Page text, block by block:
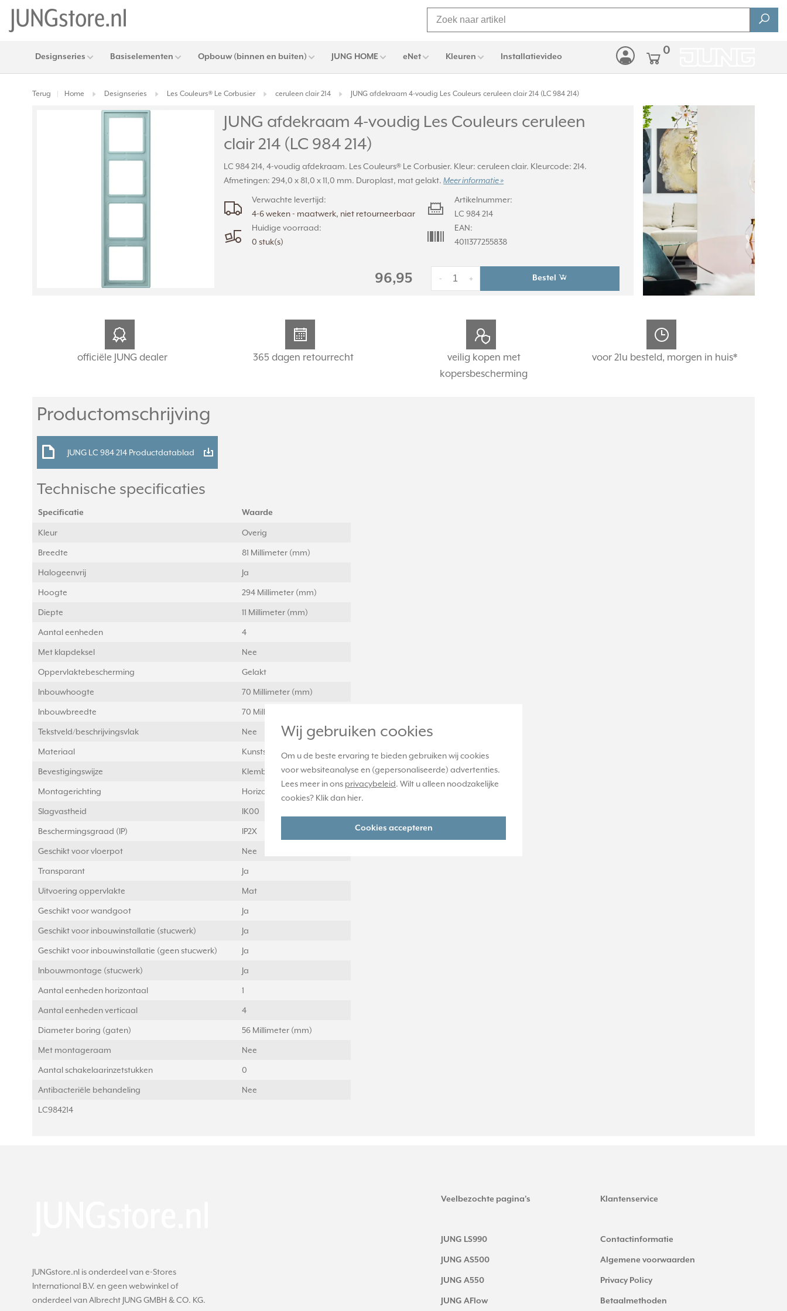
Wij gebruiken cookies
Om u de beste ervaring te bieden gebruiken wij cookies
voor websiteanalyse en (gepersonaliseerde) advertenties.
Lees meer in ons privacybeleid. Wilt u alleen noodzakelijke
cookies? Klik dan hier.
Cookies accepteren
Designseries Basiselementen Opbouw (binnen en buiten) JUNG HOME eNet Kleuren Installatievideo 0
Terug Home Designseries Les Couleurs® Le Corbusier ceruleen clair 214 JUNG afdekraam 4-voudig Les Couleurs ceruleen clair 214 (LC 984 214)
JUNG afdekraam 4-voudig Les Couleurs ceruleen
clair 214 (LC 984 214)
LC 984 214, 4-voudig afdekraam. Les Couleurs® Le Corbusier. Kleur: ceruleen clair. Kleurcode: 214.
Afmetingen: 294,0 x 81,0 x 11,0 mm. Duroplast, mat gelakt.Meer informatie »
Verwachte levertijd:
4-6 weken - maatwerk, niet retourneerbaar
Huidige voorraad:
0 stuk(s)
Artikelnummer:
LC 984 214
EAN:
4011377255838
96,95 +
- Bestel
officiële JUNG dealer 365 dagen retourrecht
veilig kopen met
kopersbescherming
voor 21u besteld, morgen in huis*
Productomschrijving
JUNG LC 984 214 Productdatablad
Technische specificaties
Specificatie Waarde
Kleur Overig
Breedte 81 Millimeter (mm)
Halogeenvrij Ja
Hoogte 294 Millimeter (mm)
Diepte 11 Millimeter (mm)
Aantal eenheden 4
Met klapdeksel Nee
Oppervlaktebescherming Gelakt
Inbouwhoogte 70 Millimeter (mm)
Inbouwbreedte 70 Millimeter (mm)
Tekstveld/beschrijvingsvlak Nee
Materiaal Kunststof
Bevestigingswijze Klembevestiging
Montagerichting Horizontaal en verticaal
Slagvastheid IK00
Beschermingsgraad (IP) IP2X
Geschikt voor vloerpot Nee
Transparant Ja
Uitvoering oppervlakte Mat
Geschikt voor wandgoot Ja
Geschikt voor inbouwinstallatie (stucwerk) Ja
Geschikt voor inbouwinstallatie (geen stucwerk) Ja
Inbouwmontage (stucwerk) Ja
Aantal eenheden horizontaal 1
Aantal eenheden verticaal 4
Diameter boring (gaten) 56 Millimeter (mm)
Met montageraam Nee
Aantal schakelaarinzetstukken 0
Antibacteriële behandeling Nee
LC984214
JUNGstore.nl is onderdeel van e-Stores
International B.V. en geen webwinkel of
onderdeel van Albrecht JUNG GMBH & CO. KG.
Veelbezochte pagina's
JUNG LS990
JUNG AS500
JUNG A550
JUNG AFlow
Klantenservice
Contactinformatie
Algemene voorwaarden
Privacy Policy
Betaalmethoden